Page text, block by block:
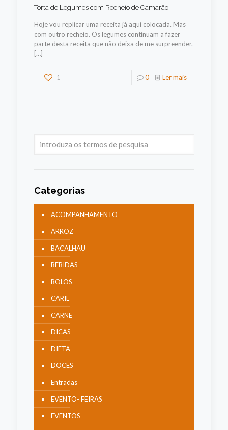
Torta de Legumes com Recheio de Camarão
Hoje vou replicar uma receita já aqui colocada. Mas
com outro recheio. Os legumes continuam a fazer
parte desta receita que não deixa de me surpreender.
[…]
1 0 Ler mais
Categorias
ACOMPANHAMENTO
ARROZ
BACALHAU
BEBIDAS
BOLOS
CARIL
CARNE
DICAS
DIETA
DOCES
Entradas
EVENTO- FEIRAS
EVENTOS